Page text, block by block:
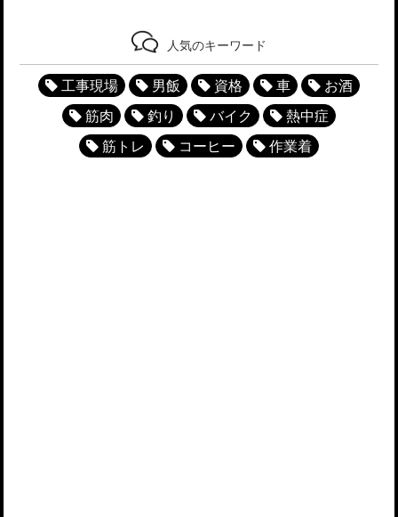
人気のキーワード
工事現場 男飯 資格 車
お酒
筋肉
釣り バイク
熱中症
筋トレ
コーヒー 作業着